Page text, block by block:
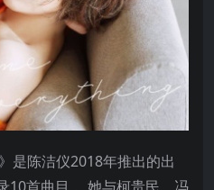
是陈洁仪2018年推出的出